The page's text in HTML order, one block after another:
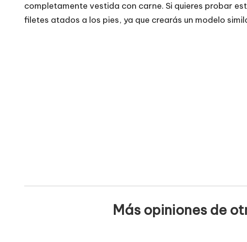
completamente vestida con carne. Si quieres probar
filetes atados a los pies, ya que crearás un modelo
Más opiniones de